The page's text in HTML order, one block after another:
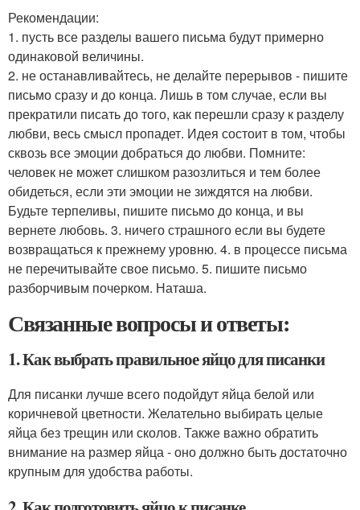
Рекомендации:
1. пусть все разделы вашего письма будут примерно
одинаковой величины.
2. не останавливайтесь, не делайте перерывов - пишите
письмо сразу и до конца. Лишь в том случае, если вы
прекратили писать до того, как перешли сразу к разделу
любви, весь смысл пропадет. Идея состоит в том, чтобы
сквозь все эмоции добраться до любви. Помните:
человек не может слишком разозлиться и тем более
обидеться, если эти эмоции не зиждятся на любви.
Будьте терпеливы, пишите письмо до конца, и вы
вернете любовь. 3. ничего страшного если вы будете
возвращаться к прежнему уровню. 4. в процессе письма
не перечитывайте свое письмо. 5. пишите письмо
разборчивым почерком. Наташа.
Связанные вопросы и ответы:
1. Как выбрать правильное яйцо для писанки
Для писанки лучше всего подойдут яйца белой или
коричневой цветности. Желательно выбирать целые
яйца без трещин или сколов. Также важно обратить
внимание на размер яйца - оно должно быть достаточно
крупным для удобства работы.